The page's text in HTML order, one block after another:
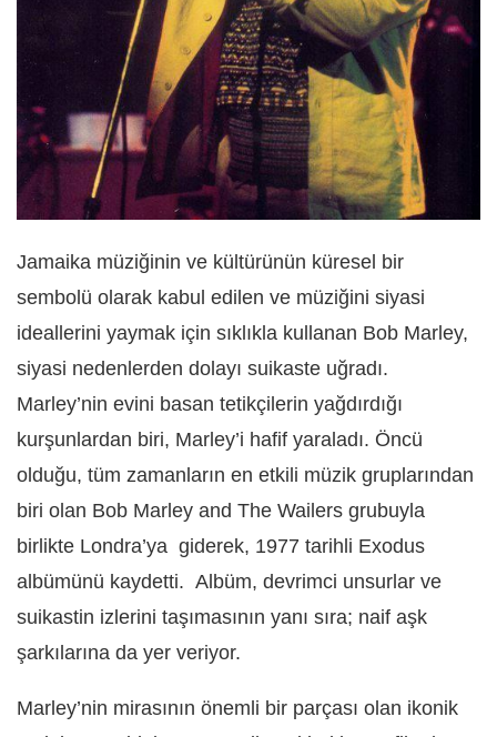
Jamaika müziğinin ve kültürünün küresel bir
sembolü olarak kabul edilen ve müziğini siyasi
ideallerini yaymak için sıklıkla kullanan Bob Marley,
siyasi nedenlerden dolayı suikaste uğradı.
Marley’nin evini basan tetikçilerin yağdırdığı
kurşunlardan biri, Marley’i hafif yaraladı. Öncü
olduğu, tüm zamanların en etkili müzik gruplarından
biri olan Bob Marley and The Wailers grubuyla
birlikte Londra’ya giderek, 1977 tarihli Exodus
albümünü kaydetti. Albüm, devrimci unsurlar ve
suikastin izlerini taşımasının yanı sıra; naif aşk
şarkılarına da yer veriyor.
Marley’nin mirasının önemli bir parçası olan ikonik